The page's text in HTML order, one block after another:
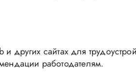
и других сайтах для
работодателям.